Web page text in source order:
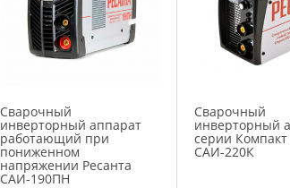
Сварочный
инверторный аппарат
работающий при
пониженном
напряжении Ресанта
САИ-190ПН
Сварочный
инверторный
серии Компакт
САИ-220К